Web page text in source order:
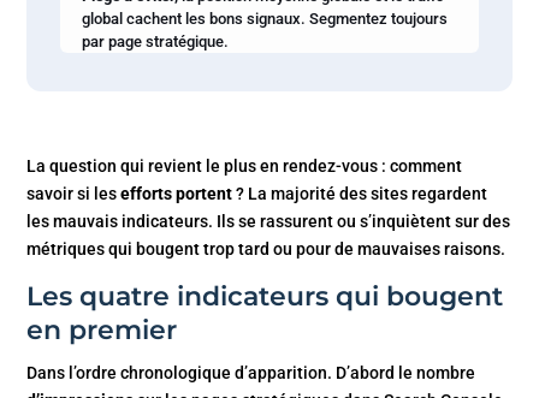
global cachent les bons signaux. Segmentez toujours
par page stratégique.
La question qui revient le plus en rendez-vous : comment
savoir si lesefforts portent? La majorité des sites regardent
les mauvais indicateurs. Ils se rassurent ou s’inquiètent sur des
métriques qui bougent trop tard ou pour de mauvaises raisons.
Les quatre indicateurs qui bougent
en premier
Dans l’ordre chronologique d’apparition. D’abord le nombre